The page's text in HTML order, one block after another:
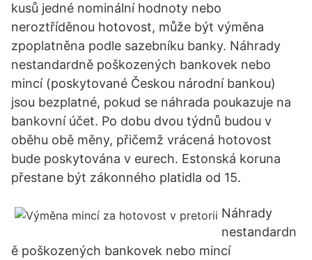
kusů jedné nominální hodnoty nebo
neroztříděnou hotovost, může být výměna
zpoplatněna podle sazebníku banky. Náhrady
nestandardně poškozených bankovek nebo
mincí (poskytované Českou národní bankou)
jsou bezplatné, pokud se náhrada poukazuje na
bankovní účet. Po dobu dvou týdnů budou v
oběhu obě měny, přičemž vrácená hotovost
bude poskytována v eurech. Estonská koruna
přestane být zákonného platidla od 15.
Náhrady
nestandardn
ě poškozených bankovek nebo mincí